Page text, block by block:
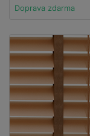
Doprava zdarma